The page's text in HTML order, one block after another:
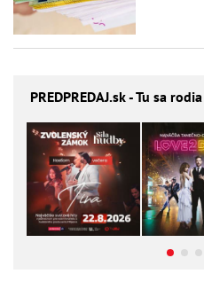
PREDPREDAJ.sk - Tu sa